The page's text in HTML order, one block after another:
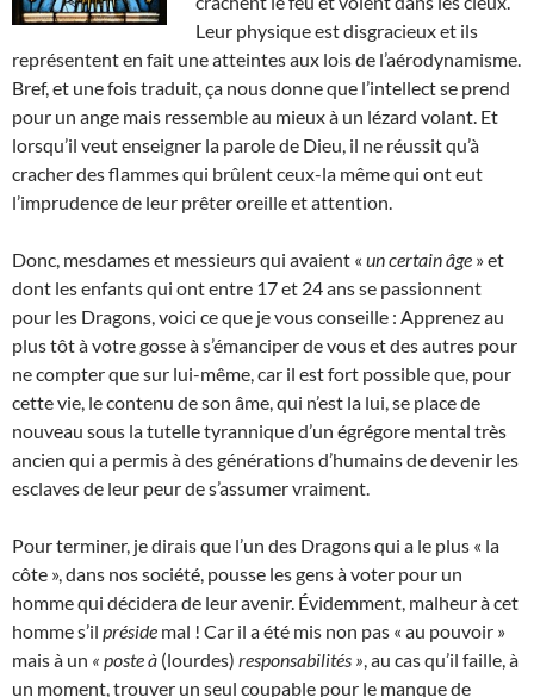
Leur physique est disgracieux et ils
représentent en fait une atteintes aux lois de l’aérodynamisme.
Bref, et une fois traduit, ça nous donne que l’intellect se prend
pour un ange mais ressemble au mieux à un lézard volant. Et
lorsqu’il veut enseigner la parole de Dieu, il ne réussit qu’à
cracher des flammes qui brûlent ceux-la même qui ont eut
l’imprudence de leur prêter oreille et attention.
Donc, mesdames et messieurs qui avaient « un certain âge » et
dont les enfants qui ont entre 17 et 24 ans se passionnent
pour les Dragons, voici ce que je vous conseille : Apprenez au
plus tôt à votre gosse à s’émanciper de vous et des autres pour
ne compter que sur lui-même, car il est fort possible que, pour
cette vie, le contenu de son âme, qui n’est la lui, se place de
nouveau sous la tutelle tyrannique d’un égrégore mental très
ancien qui a permis à des générations d’humains de devenir les
esclaves de leur peur de s’assumer vraiment.
Pour terminer, je dirais que l’un des Dragons qui a le plus « la
côte », dans nos société, pousse les gens à voter pour un
homme qui décidera de leur avenir. Évidemment, malheur à cet
homme s’il préside mal ! Car il a été mis non pas « au pouvoir »
mais à un « poste à (lourdes) responsabilités » , au cas qu’il faille, à
un moment, trouver un seul coupable pour le manque de